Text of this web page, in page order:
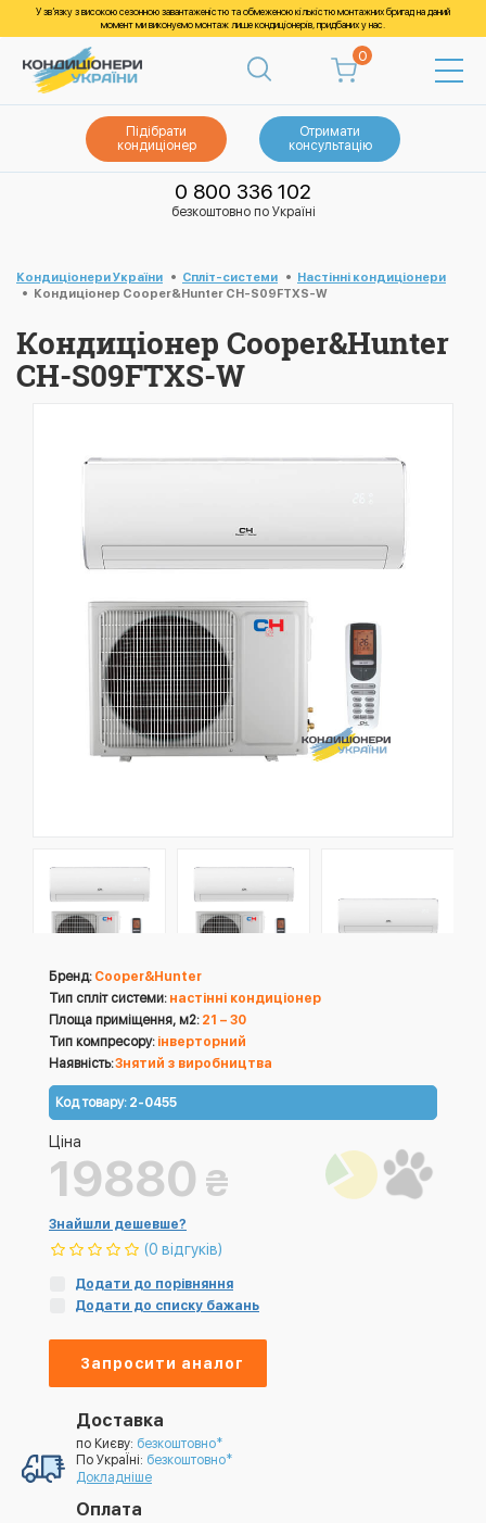
У зв’язку з високою сезонною завантаженістю та обмеженою кількістю монтажних бригад на даний
момент ми виконуємо монтаж лише кондиціонерів, придбаних у нас.
0
Підібрати
кондиціонер
Отримати
консультацію
0 800 336 102
безкоштовно по Україні
Кондиціонери України Спліт-системи
Настінні кондиціонери
Кондиціонер Cooper&Hunter CH-S09FTXS-W
Кондиціонер Cooper&Hunter
CH-S09FTXS-W
Бренд: Cooper&Hunter
Тип спліт системи: настінні кондиціонер
Площа приміщення, м2: 21 – 30
Тип компресору: інверторний
Наявність:Знятий з виробництва
Код товару: 2-0455
Ціна
19880 ₴
Знайшли дешевше?
(0 відгуків)
Додати до порівняння
Додати до списку бажань
Запросити аналог
Доставка
по Києву: безкоштовно*
По УкраЇні: безкоштовно*
Докладніше
Оплата